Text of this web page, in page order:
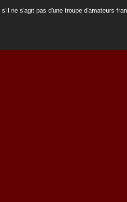
ne s'agit pas d'une troupe d'amateurs